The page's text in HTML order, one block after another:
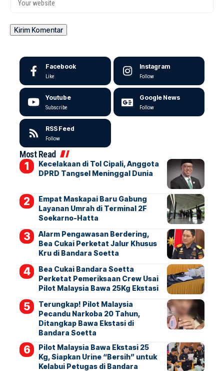
Facebook
Like
Instagram
Follow
Youtube
Subscribe
Google News
Follow
RSS Feed
Follow
Most Read
Kecelakaan di Tol Cipali, Anggota
DPRD Tangsel Meninggal Dunia
Empat Maskapai Baru Gabung
Layanan Umrah di Terminal 2F
Soekarno-Hatta
Alarm Pengawasan Berdering,
Bea Cukai Perketat Jalur Khusus
Kru di Bandara Soetta
Bea Cukai Bandara Soetta
Perketat Pemeriksaan Crew Usai
Pilot Malaysia Bawa 25Kg Ekstasi
Terungkap! Pilot Malaysia
Pecandu Narkoba 20 Tahun,
Ditangkap Bawa Ekstasi di
Bandara Soetta
Pilot Malaysia Bawa Ekstasi 25
Kg, Siapkan Urine “Bersih” untuk
Kelabui Petugas di Bandara